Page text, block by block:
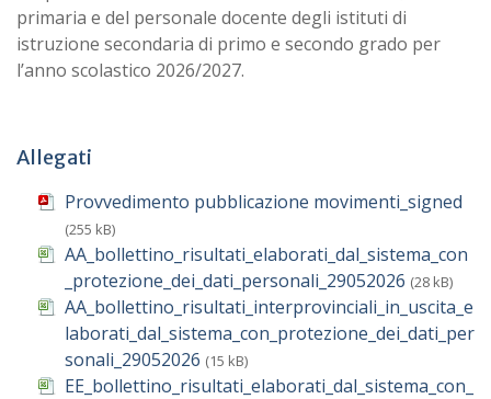
primaria e del personale docente degli istituti di
istruzione secondaria di primo e secondo grado per
l’anno scolastico 2026/2027.
Allegati
Provvedimento pubblicazione movimenti_signed
(255 kB)
AA_bollettino_risultati_elaborati_dal_sistema_con
_protezione_dei_dati_personali_29052026 (28 kB)
AA_bollettino_risultati_interprovinciali_in_uscita_e
laborati_dal_sistema_con_protezione_dei_dati_per
sonali_29052026 (15 kB)
EE_bollettino_risultati_elaborati_dal_sistema_con_